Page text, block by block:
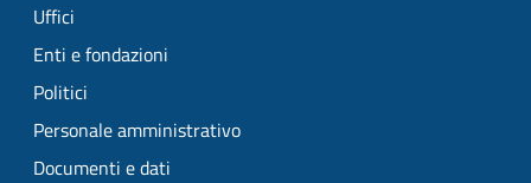
Uffici
Enti e fondazioni
Politici
Personale amministrativo
Documenti e dati